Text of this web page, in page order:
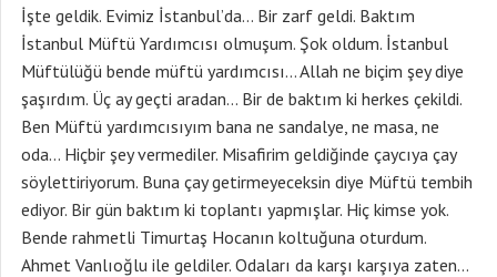
İşte geldik. Evimiz İstanbul’da… Bir zarf geldi. Baktım
İstanbul Müftü Yardımcısı olmuşum. Şok oldum. İstanbul
Müftülüğü bende müftü yardımcısı… Allah ne biçim şey diye
şaşırdım. Üç ay geçti aradan… Bir de baktım ki herkes çekildi.
Ben Müftü yardımcısıyım bana ne sandalye, ne masa, ne
oda… Hiçbir şey vermediler. Misafirim geldiğinde çaycıya çay
söylettiriyorum. Buna çay getirmeyeceksin diye Müftü tembih
ediyor. Bir gün baktım ki toplantı yapmışlar. Hiç kimse yok.
Bende rahmetli Timurtaş Hocanın koltuğuna oturdum.
Ahmet Vanlıoğlu ile geldiler. Odaları da karşı karşıya zaten…